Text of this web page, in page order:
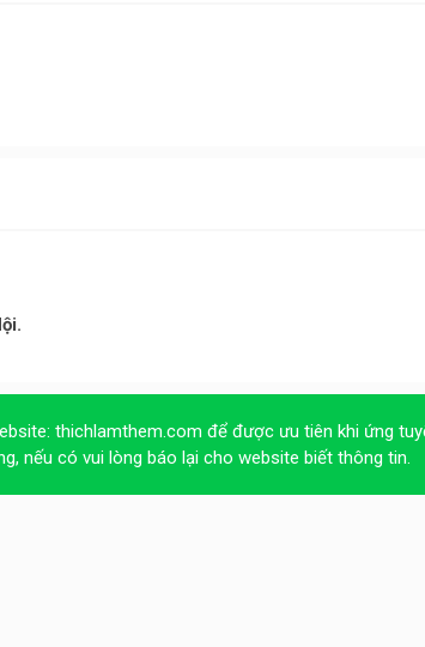
thichlamthem.com để được ưu tiên khi ứng
nếu có vui lòng báo lại cho website biết thông tin.